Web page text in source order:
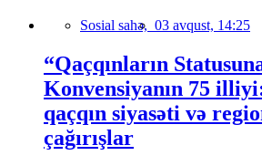
Sosial sahə, 03 avqust, 14:25
“Qaçqınların
Konvensiyanın 75
qaçqın siyasəti və
çağırışlar